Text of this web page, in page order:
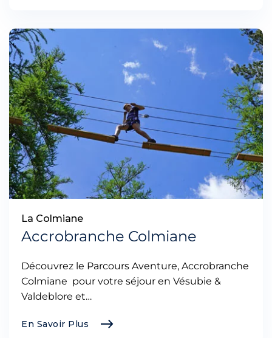
La Colmiane
Accrobranche Colmiane
Découvrez le Parcours Aventure, Accrobranche
Colmiane pour votre séjour en Vésubie &
Valdeblore et…
En Savoir Plus